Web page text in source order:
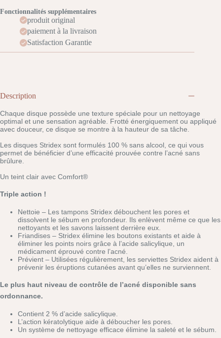
douces
Fonctionnalités supplémentaires
produit original
paiement à la livraison
Satisfaction Garantie
Description
Chaque disque possède une texture spéciale pour un nettoyage
optimal et une sensation agréable. Frotté énergiquement ou appliqué
avec douceur, ce disque se montre à la hauteur de sa tâche.
Les disques Stridex sont formulés 100 % sans alcool, ce qui vous
permet de bénéficier d’une efficacité prouvée contre l’acné sans
brûlure.
Un teint clair avec Comfort®
Triple action !
Nettoie – Les tampons Stridex débouchent les pores et
dissolvent le sébum en profondeur. Ils enlèvent même ce que les
nettoyants et les savons laissent derrière eux.
Friandises – Stridex élimine les boutons existants et aide à
éliminer les points noirs grâce à l’acide salicylique, un
médicament éprouvé contre l’acné.
Prévient – Utilisées régulièrement, les serviettes Stridex aident à
prévenir les éruptions cutanées avant qu’elles ne surviennent.
Le plus haut niveau de contrôle de l’acné disponible sans
ordonnance.
Contient 2 % d’acide salicylique.
L’action kératolytique aide à déboucher les pores.
Un système de nettoyage efficace élimine la saleté et le sébum.